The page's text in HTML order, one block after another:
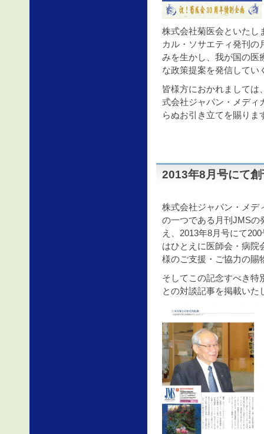
株式会社菊医会といたし
カル・ソサエティ発刊の
みを生かし、我が国の医
な政策提案を発信してい
皆様方におかれましては
式会社ジャパン・メディ
らぬお引き立てを賜りま
2013年8月号にて
株式会社ジャパン・メデ
の一つである月刊JMSの
え、2013年8月号にて
はひとえに医師会・病院
様のご支援・ご協力の賜
そしてこの記念すべき特
との対談記事を掲載いた